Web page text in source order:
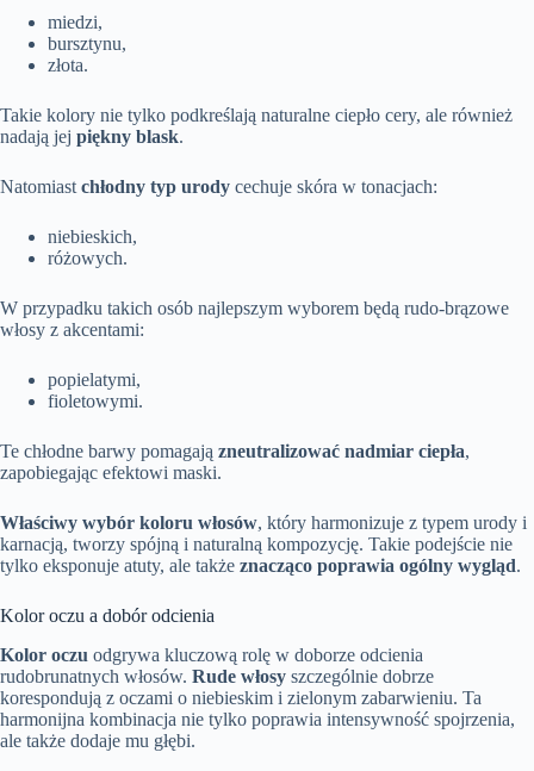
miedzi,
bursztynu,
złota.
Takie kolory nie tylko podkreślają naturalne ciepło cery, ale również
nadają jej piękny blask.
Natomiastchłodny typ urody cechuje skóra w tonacjach:
niebieskich,
różowych.
W przypadku takich osób najlepszym wyborem będą rudo-brązowe
włosy z akcentami:
popielatymi,
fioletowymi.
Te chłodne barwy pomagają zneutralizować nadmiar ciepła,
zapobiegając efektowi maski.
Właściwy wybór koloru włosów, który harmonizuje z typem urody i
karnacją, tworzy spójną i naturalną kompozycję. Takie podejście nie
tylko eksponuje atuty, ale także znacząco poprawia ogólny wygląd.
Kolor oczu a dobór odcienia
Kolor oczu odgrywa kluczową rolę w doborze odcienia
rudobrunatnych włosów. Rude włosy szczególnie dobrze
korespondują z oczami o niebieskim i zielonym zabarwieniu. Ta
harmonijna kombinacja nie tylko poprawia intensywność spojrzenia,
ale także dodaje mu głębi.